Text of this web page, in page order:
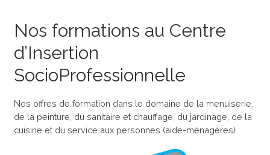
Nos formations au Centre
d’Insertion
SocioProfessionnelle
Nos offres de formation dans le domaine de la menuiserie,
de la peinture, du sanitaire et chauffage, du jardinage, de la
cuisine et du service aux personnes (aide-ménagères)